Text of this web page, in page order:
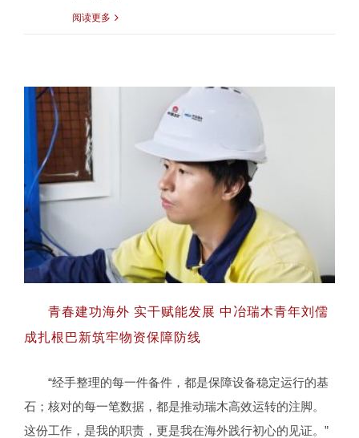
阅读更多
青春建功海外 实干赋能发展 中冶瑞木青年
刘儒成扎根巴新筑牢物资保障防线
青春建功海外 实干赋能发展 中冶瑞木青年刘儒
成扎根巴新筑牢物资保障防线
“经手整理的每一件备件，都是保障设备稳定运行的基
石；核对的每一笔数据，都是推动瑞木高效运转的注脚。
这份工作，是我的职责，更是我在海外践行初心的见证。”